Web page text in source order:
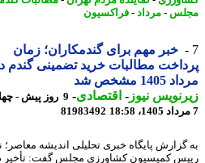
-مرداد-فراکسیون
خبر مهم برای گندمکاران؛ زمان
پرداخت مطالبات خرید تضمینی گندم در 7
مشخص شد
نیوز-اقتصادی- 9 روز پیش -
81983492
پایگاه خبری تحلیلی اندیشه معاصر؛ نایب
کمیسیون کشاورزی مجلس گفت: تأخیر در